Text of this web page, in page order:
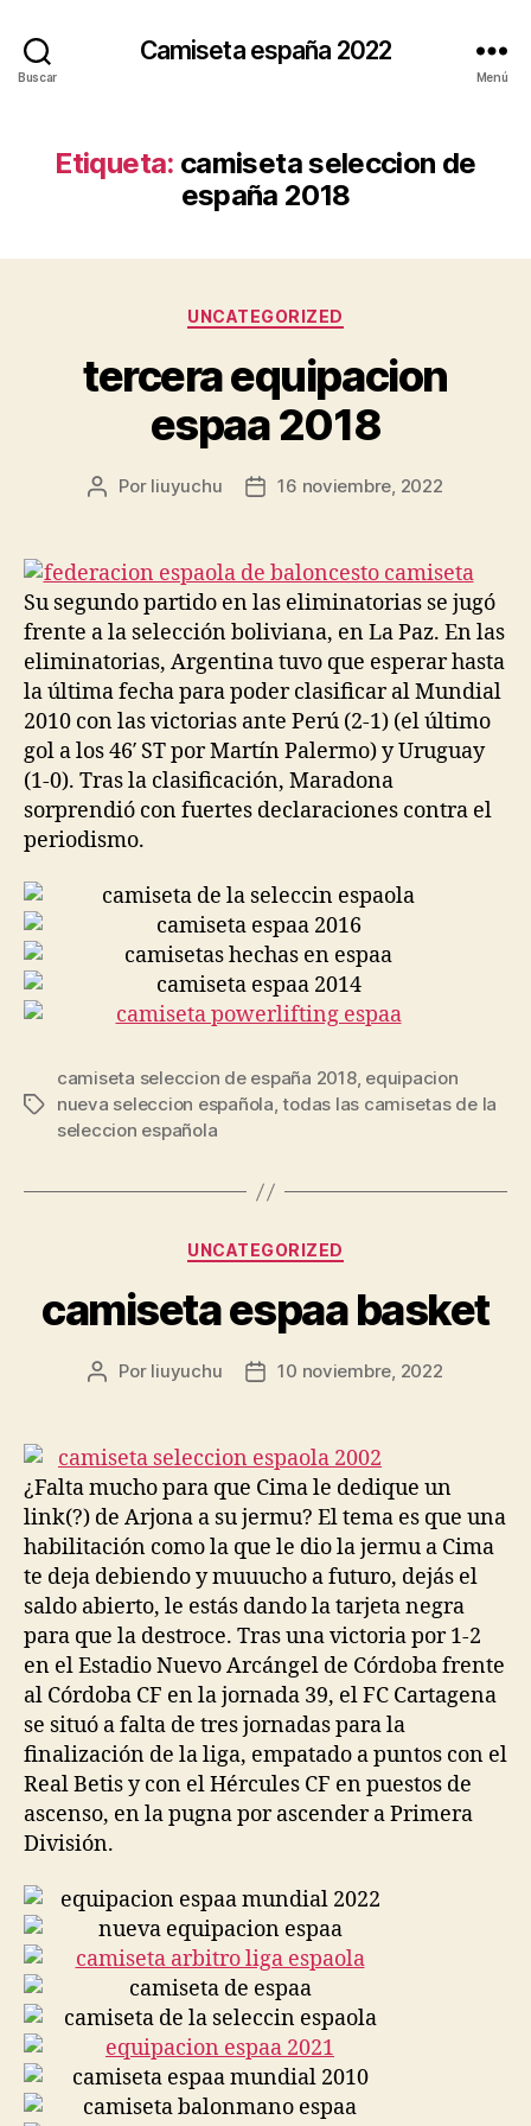
Buscar
Camiseta españa 2022
Menú
Etiqueta: camiseta seleccion de
españa 2018
Categorías
UNCATEGORIZED
tercera equipacion
espaa 2018
Autor
entrada
Por liuyuchu
Fecha
entrada
16 noviembre, 2022
Su segundo partido en las eliminatorias se jugó
frente a la selección boliviana, en La Paz. En las
eliminatorias, Argentina tuvo que esperar hasta
la última fecha para poder clasificar al Mundial
2010 con las victorias ante Perú (2-1) (el último
gol a los 46′ ST por Martín Palermo) y Uruguay
(1-0). Tras la clasificación, Maradona
sorprendió con fuertes declaraciones contra el
periodismo.
Etiquetas
camiseta seleccion de españa 2018, equipacion
nueva seleccion española,todas las camisetas de la
seleccion española
Categorías
UNCATEGORIZED
camiseta espaa basket
Autor
entrada
Por liuyuchu
Fecha
entrada
10 noviembre, 2022
¿Falta mucho para que Cima le dedique un
link(?) de Arjona a su jermu? El tema es que una
habilitación como la que le dio la jermu a Cima
te deja debiendo y muuucho a futuro, dejás el
saldo abierto, le estás dando la tarjeta negra
para que la destroce. Tras una victoria por 1-2
en el Estadio Nuevo Arcángel de Córdoba frente
al Córdoba CF en la jornada 39, el FC Cartagena
se situó a falta de tres jornadas para la
finalización de la liga, empatado a puntos con el
Real Betis y con el Hércules CF en puestos de
ascenso, en la pugna por ascender a Primera
División.